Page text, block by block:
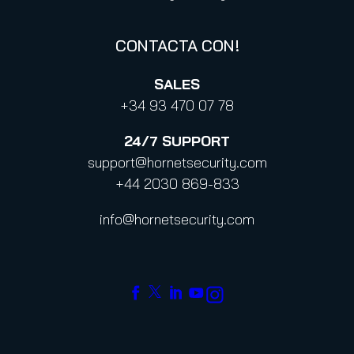
CONTACTA CON!
SALES
+34 93 470 07 78
24/7 SUPPORT
support@hornetsecurity.com
+44 2030 869-833
info@hornetsecurity.com